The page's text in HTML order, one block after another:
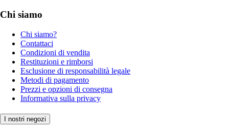
Chi siamo
Chi siamo?
Contattaci
Condizioni di vendita
Restituzioni e rimborsi
Esclusione di responsabilità legale
Metodi di pagamento
Prezzi e opzioni di consegna
Informativa sulla privacy
I nostri negozi